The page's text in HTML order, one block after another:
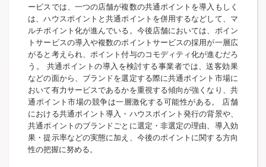
ービスでは、一つの店舗が複数の共通ポイントを導入もしく
は、ハウスポイントと共通ポイントを併用するなどして、マ
ルチポイント化が進んでいる。今後店舗においては、ポイン
トサービスの導入や複数のポイントサービスの採用が一層広
がると考えられ、ポイント付与のコモディティ化が進むだろ
う。 共通ポイントの導入を検討する事業者では、送客効果
などの面から、ブランドを選定する際に共通ポイント市場に
おいて有力サービスであるかを重視する傾向が強くなり、共
通ポイント市場の競争は一層激化する可能性がある。 店舗
における共通ポイント導入・ハウスポイント発行の背景や、
共通ポイントのブランドごとに選定・非選定の理由、導入効
果・提示率などの実態に加え、今後のポイントに関する方向
性の把握に努める。